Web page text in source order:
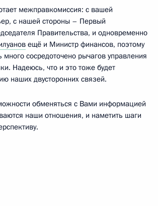
межправкомиссия: с вашей
с нашей стороны – Первый
Правительства, и одновременно
ещё и Министр финансов, поэтому
много сосредоточено рычагов управления
Надеюсь, что и это тоже будет
наших двусторонних связей.
обменяться с Вами информацией
наши отношения, и наметить шаги